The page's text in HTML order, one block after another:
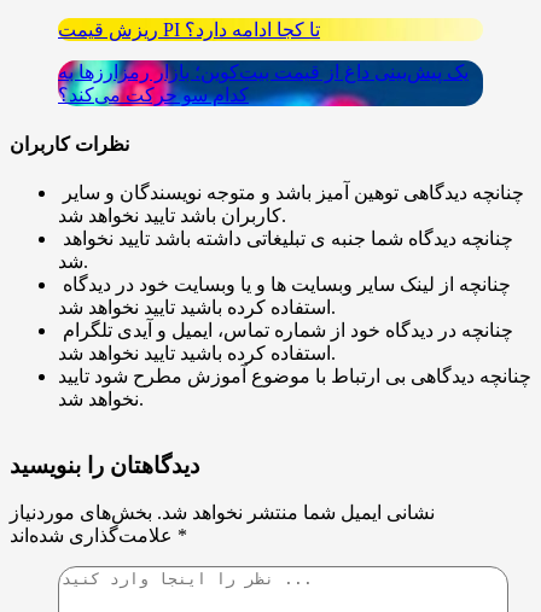
ریزش قیمت PI تا کجا ادامه دارد؟
یک پیش‌بینی داغ از قیمت بیت‌کوین؛ بازار رمزارزها به
کدام سو حرکت می‌کند؟
نظرات کاربران
کاربران باشد تایید نخواهد شد.
شد.
استفاده کرده باشید تایید نخواهد شد.
استفاده کرده باشید تایید نخواهد شد.
چنانچه دیدگاهی بی ارتباط با موضوع آموزش مطرح شود تایید
نخواهد شد.
دیدگاهتان را بنویسید
نشانی ایمیل شما منتشر نخواهد شد. بخش‌های موردنیاز
*